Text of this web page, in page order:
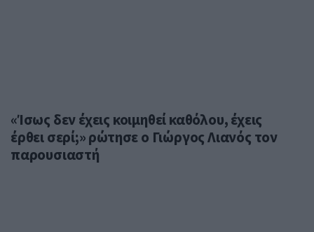
«Ίσως δεν έχεις κοιμηθεί καθόλου, έχεις
έρθει σερί;» ρώτησε ο Γιώργος Λιανός τον
παρουσιαστή